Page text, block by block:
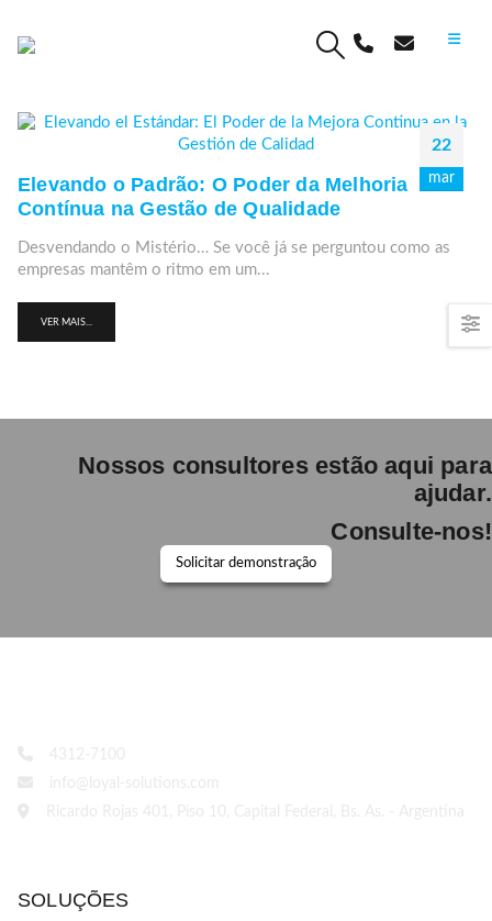
22
mar
Elevando o Padrão: O Poder da Melhoria
Contínua na Gestão de Qualidade
Desvendando o Mistério… Se você já se perguntou como as
empresas mantêm o ritmo em um...
VER MAIS...
Nossos consultores estão aqui para
ajudar.
Consulte-nos!
Solicitar demonstração
SOLUÇÕES